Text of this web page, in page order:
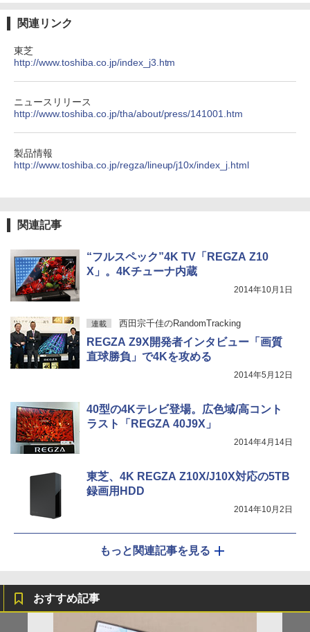
関連リンク
東芝
http://www.toshiba.co.jp/index_j3.htm
ニュースリリース
http://www.toshiba.co.jp/tha/about/press/141001.htm
製品情報
http://www.toshiba.co.jp/regza/lineup/j10x/index_j.html
関連記事
“フルスペック”4K TV「REGZA Z10
X」。4Kチューナ内蔵
2014年10月1日
連載 西田宗千佳のRandomTracking
REGZA Z9X開発者インタビュー「画質
直球勝負」で4Kを攻める
2014年5月12日
40型の4Kテレビ登場。広色域/高コント
ラスト「REGZA 40J9X」
2014年4月14日
東芝、4K REGZA Z10X/J10X対応の5TB
録画用HDD
2014年10月2日
もっと関連記事を見る
おすすめ記事